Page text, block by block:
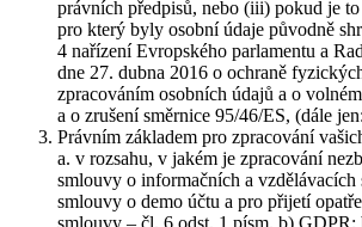
právních předpisů, nebo (iii) pokud je to
pro který byly osobní údaje původně
4 nařízení Evropského parlamentu a
dne 27. dubna 2016 o ochraně
zpracováním osobních údajů a o
a o zrušení směrnice 95/46/ES, (dále
Právním základem pro zpracování
a. v rozsahu, v jakém je zpracování
smlouvy o informačních a vzdělávacích
smlouvy o demo účtu a pro přijetí
smlouvy – čl. 6 odst. 1 písm. b) GDPR;